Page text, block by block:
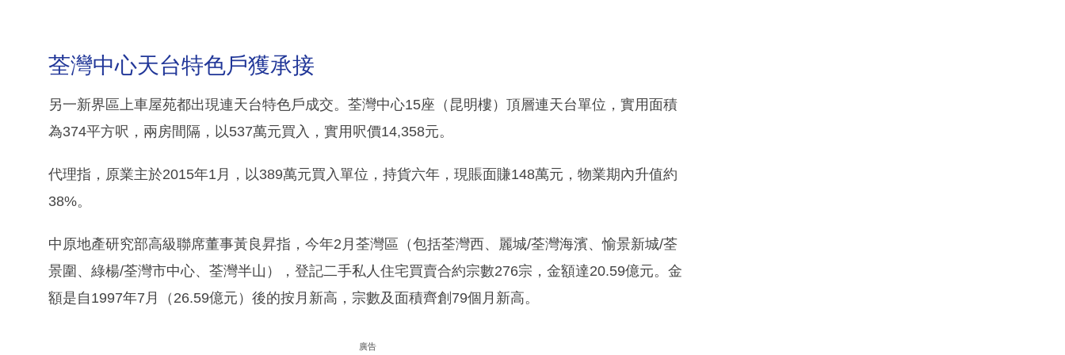
荃灣中心天台特色戶獲承接
另一新界區上車屋苑都出現連天台特色戶成交。荃灣中心15座（昆明樓）頂層連天台單位，實用面積
為374平方呎，兩房間隔，以537萬元買入，實用呎價14,358元。
代理指，原業主於2015年1月，以389萬元買入單位，持貨六年，現賬面賺148萬元，物業期內升值約
38%。
中原地產研究部高級聯席董事黃良昇指，今年2月荃灣區（包括荃灣西、麗城/荃灣海濱、愉景新城/荃
景圍、綠楊/荃灣市中心、荃灣半山），登記二手私人住宅買賣合約宗數276宗，金額達20.59億元。金
額是自1997年7月（26.59億元）後的按月新高，宗數及面積齊創79個月新高。
廣告